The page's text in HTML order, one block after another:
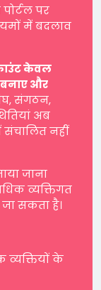
पर
में बदलाव
केवल
बनाए और
संगठन,
अब
नहीं
जाना
व्यक्तिगत
जा सकता है।
व्यक्तियों के